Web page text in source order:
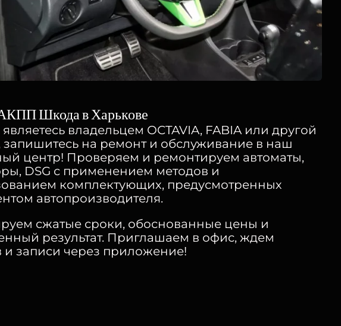
Шкода в Харькове
владельцем OCTAVIA, FABIA или другой
запишитесь на ремонт и обслуживание в наш
центр! Проверяем и ремонтируем автоматы,
DSG с применением методов и
комплектующих, предусмотренных
автопроизводителя.
сжатые сроки, обоснованные цены и
результат. Приглашаем в офис, ждем
и записи через приложение!